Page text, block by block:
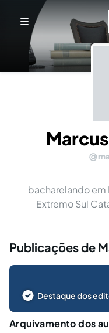
bacharelando
Extremo Sul
Publicações de
Destaque dos
Arquivamento dos